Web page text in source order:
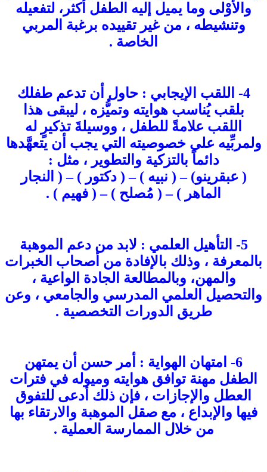
والأَوْلى وما يميل إليه الطفل أكثر، لتفعيله
وتنشيطه ، من غير تقييده برغبة المربي
الخاصة .
4- اللقب الإيجابي : حاول أن تدعم طفلك
بلقب يُناسب هوايته وتميُّزه ، ليبقى هذا
اللقب علامةً للطفل ، ووسيلةَ تذكيرٍ له
ولمربِّيه على خصوصيته التي يجب أن يتعهَّدها
دائماً بالتزكية والتطوير ، مثل :
( عبقرينو) – ( نبيه ) – ( دكتور ) – ( النجار
الماهر ) – ( مُصلح ) – ( فهيم ) .
5- التأهيل العلمي : لابد من دعم الموهبة
بالمعرفة ، وذلك بالإفادة من أصحاب الخبرات
والمهن، وبالمطالعة الجادة الواعية ،
والتحصيل العلمي المدرسي والجامعي ، وعن
طريق الدورات التخصصية .
6- امتهان الهواية : أمر حسن أن يمتهن
الطفل مهنة توافق هوايته وميوله في فترات
العطل والإجازات ، فإن ذلك أدعى للتفوق
فيها والإبداع ، مع صقل الموهبة والارتقاء بها
من خلال الممارسة العملية .